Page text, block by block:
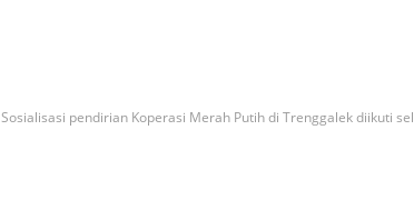
Sosialisasi pendirian Koperasi Merah Putih di Trenggalek diikuti